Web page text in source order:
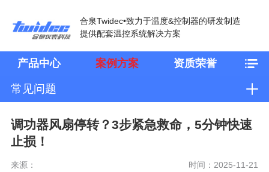
合泉Twidec•致力于温度&控制器的研发制造
提供配套温控系统解决方案
产品中心 案例方案 资质荣誉
常见问题
调功器风扇停转？3步紧急救命，5分钟快速
止损！
来源： 时间：2025-11-21